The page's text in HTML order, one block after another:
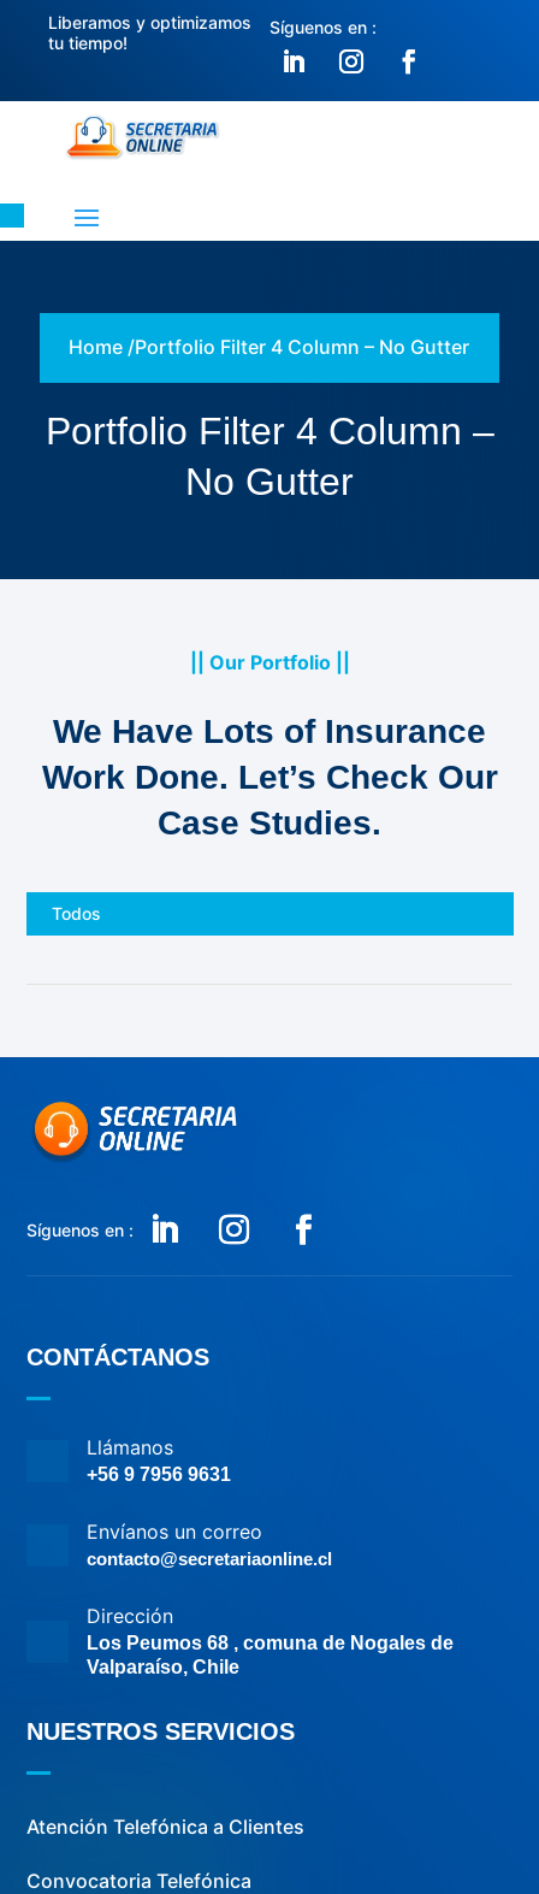
Liberamos y optimizamos
tu tiempo!
Síguenos en :
Home /Portfolio Filter 4 Column – No Gutter
Portfolio Filter 4 Column –
No Gutter
|| Our Portfolio ||
We Have Lots of Insurance
Work Done. Let’s Check Our
Case Studies.
Todos
ReemplazoNormalización
en edificio
Reparaciones
Mayores
reemplazo de
Síguenos en :
CONTÁCTANOS
Llámanos
+56 9 7956 9631
Envíanos un correo
contacto@secretariaonline.cl
Dirección
Los Peumos 68 , comuna de Nogales de
Valparaíso, Chile
NUESTROS SERVICIOS
Atención Telefónica a Clientes
Convocatoria Telefónica